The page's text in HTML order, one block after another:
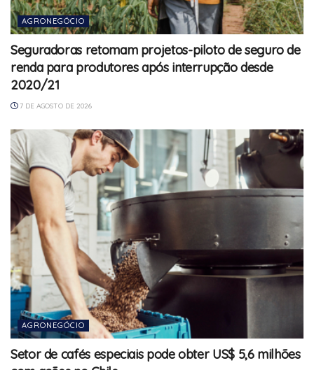
AGRONEGÓCIO
Seguradoras retomam projetos-piloto de seguro de
renda para produtores após interrupção desde
2020/21
7 DE AGOSTO DE 2026
AGRONEGÓCIO
Setor de cafés especiais pode obter US$ 5,6 milhões